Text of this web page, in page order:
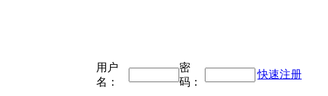
用户
名：
密
码：
快速注册